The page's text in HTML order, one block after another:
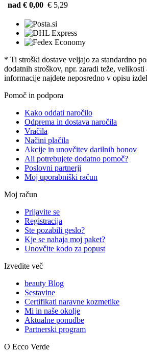
nad € 0,00 € 5,29
* Ti stroški dostave veljajo za standardno
dodatnih stroškov, npr. zaradi teže,
informacije najdete neposredno v opisu
Pomoč in podpora
Kako oddati naročilo
Odprema in dostava naročila
Vračila
Načini plačila
Akcije in unovčitev darilnih bonov
Ali potrebujete dodatno pomoč?
Poslovni partnerji
Moj uporabniški račun
Moj račun
Prijavite se
Registracija
Ste pozabili geslo?
Kje se nahaja moj paket?
Unovčite kodo za popust
Izvedite več
beauty Blog
Sestavine
Certifikati naravne kozmetike
Mi in naše okolje
Aktualne ponudbe
Partnerski program
O Ecco Verde